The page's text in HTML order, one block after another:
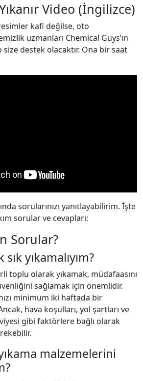
Video (İngilizce)
kafi değilse, oto
uzmanları Chemical Guys’ın
size destek olacaktır. Ona bir saat
sorularınızı yanıtlayabilirim. İşte
sorular ve cevapları:
Sorular?
sık yıkamalıyım?
toplu olarak yıkamak, müdafaasını
sağlamak için önemlidir.
minimum iki haftada bir
hava koşulları, yol şartları ve
gibi faktörlere bağlı olarak
malzemelerini